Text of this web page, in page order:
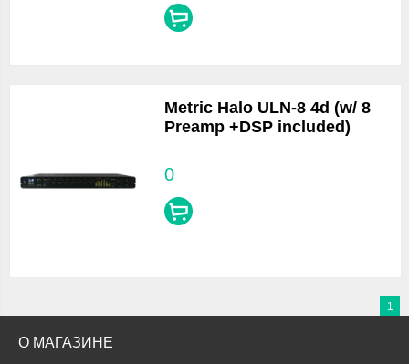
Metric Halo ULN-8 4d (w/ 8
Preamp +DSP included)
0
1
О МАГАЗИНЕ